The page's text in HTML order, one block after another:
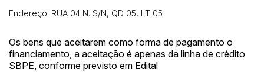
Endereço: RUA 04 N. S/N, QD 05, LT 05
Os bens que aceitarem como forma de pagamento o
financiamento, a aceitação é apenas da linha de crédito
SBPE, conforme previsto em Edital